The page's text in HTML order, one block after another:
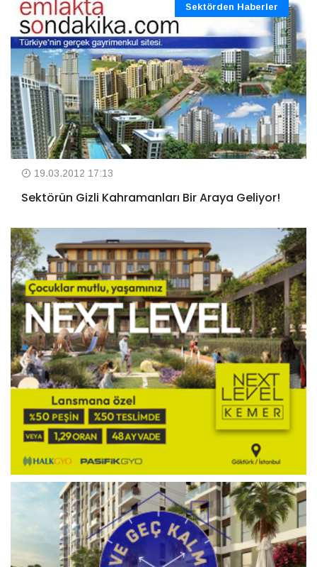
Sektörden Haberler
19.03.2012 17:13
Sektörün Gizli Kahramanları Bir Araya Geliyor!